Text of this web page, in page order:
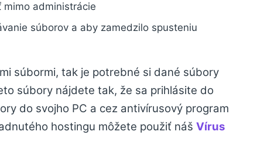
administrácie
súborov a aby zamedzilo spusteniu
súbormi, tak je potrebné si dané súbory
súbory nájdete tak, že sa prihlásite do
do svojho PC a cez antivírusový program
hostingu môžete použiť náš Vírus